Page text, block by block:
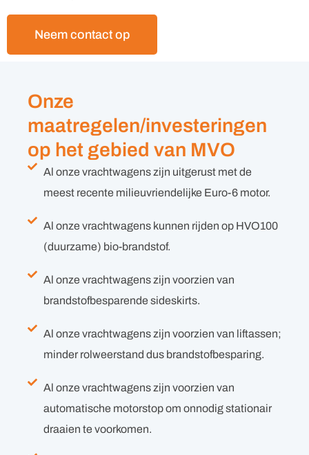
Neem contact op
Onze
maatregelen/investeringen
op het gebied van MVO
Al onze vrachtwagens zijn uitgerust met de
meest recente milieuvriendelijke Euro-6 motor.
Al onze vrachtwagens kunnen rijden op HVO100
(duurzame) bio-brandstof.
Al onze vrachtwagens zijn voorzien van
brandstofbesparende sideskirts.
Al onze vrachtwagens zijn voorzien van liftassen;
minder rolweerstand dus brandstofbesparing.
Al onze vrachtwagens zijn voorzien van
automatische motorstop om onnodig stationair
draaien te voorkomen.